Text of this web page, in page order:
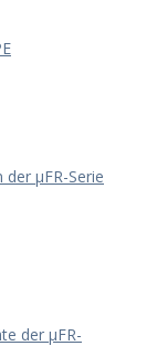
μFR-Serie
der μFR-